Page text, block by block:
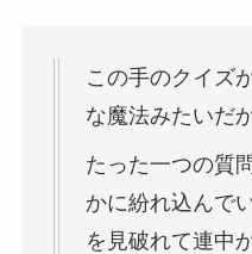
この手のクイズ
な魔法みたいだ
たった一つの質
かに紛れ込んで
を見破れて連中